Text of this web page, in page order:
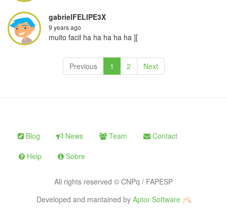
gabrielFELIPE3X
9 years ago
muito facil ha ha ha ha ha ][
Previous 1 2 Next
Blog News Team
Contact
Help
Sobre
All rights reserved © CNPq / FAPESP
Developed and mantained by Aptor Software